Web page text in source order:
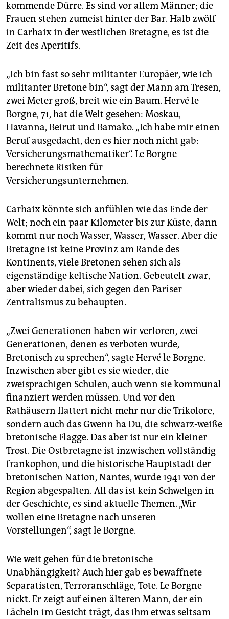
kommende Dürre. Es sind vor allem Männer; die
Frauen stehen zumeist hinter der Bar. Halb zwölf
in Carhaix in der westlichen Bretagne, es ist die
Zeit des Aperitifs.
„Ich bin fast so sehr militanter Europäer, wie ich
militanter Bretone bin“, sagt der Mann am Tresen,
zwei Meter groß, breit wie ein Baum. Hervé le
Borgne, 71, hat die Welt gesehen: Moskau,
Havanna, Beirut und Bamako. „Ich habe mir einen
Beruf ausgedacht, den es hier noch nicht gab:
Versicherungsmathematiker“. Le Borgne
berechnete Risiken für
Versicherungsunternehmen.
Carhaix könnte sich anfühlen wie das Ende der
Welt; noch ein paar Kilometer bis zur Küste, dann
kommt nur noch Wasser, Wasser, Wasser. Aber die
Bretagne ist keine Provinz am Rande des
Kontinents, viele Bretonen sehen sich als
eigenständige keltische Nation. Gebeutelt zwar,
aber wieder dabei, sich gegen den Pariser
Zentralismus zu behaupten.
„Zwei Generationen haben wir verloren, zwei
Generationen, denen es verboten wurde,
Bretonisch zu sprechen“, sagte Hervé le Borgne.
Inzwischen aber gibt es sie wieder, die
zweisprachigen Schulen, auch wenn sie kommunal
finanziert werden müssen. Und vor den
Rathäusern flattert nicht mehr nur die Trikolore,
sondern auch das Gwenn ha Du, die schwarz-weiße
bretonische Flagge. Das aber ist nur ein kleiner
Trost. Die Ostbretagne ist inzwischen vollständig
frankophon, und die historische Hauptstadt der
bretonischen Nation, Nantes, wurde 1941 von der
Region abgespalten. All das ist kein Schwelgen in
der Geschichte, es sind aktuelle Themen. „Wir
wollen eine Bretagne nach unseren
Vorstellungen“, sagt le Borgne.
Wie weit gehen für die bretonische
Unabhängigkeit? Auch hier gab es bewaffnete
Separatisten, Terroranschläge, Tote. Le Borgne
nickt. Er zeigt auf einen älteren Mann, der ein
Lächeln im Gesicht trägt, das ihm etwas seltsam